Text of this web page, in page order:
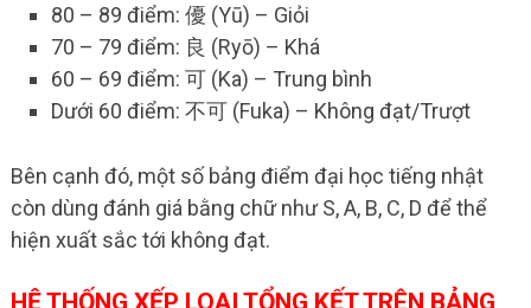
80 – 89 điểm: 優 (Yū) – Giỏi
70 – 79 điểm: 良 (Ryō) – Khá
60 – 69 điểm: 可 (Ka) – Trung bình
Dưới 60 điểm: 不可 (Fuka) – Không đạt/Trượt
Bên cạnh đó, một số bảng điểm đại học tiếng nhật
còn dùng đánh giá bằng chữ như S, A, B, C, D để thể
hiện xuất sắc tới không đạt.
HỆ THỐNG XẾP LOẠI TỔNG KẾT TRÊN BẢNG